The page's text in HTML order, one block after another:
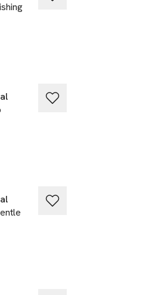
dagar
dagar
30 dagar